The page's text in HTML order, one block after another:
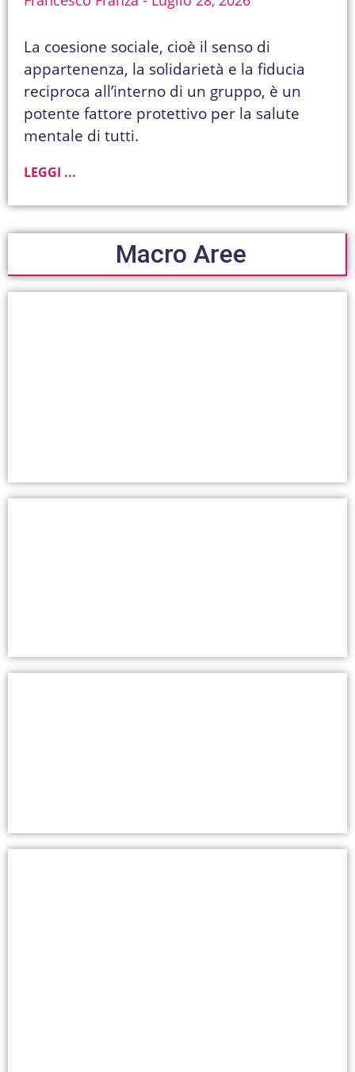
La coesione sociale, cioè il senso di
appartenenza, la solidarietà e la fiducia
reciproca all’interno di un gruppo, è un
potente fattore protettivo per la salute
mentale di tutti.
LEGGI ...
Macro Aree